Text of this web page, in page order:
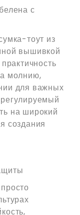
с
тоут из
вышивкой
молнию,
для важных
на широкий
создания